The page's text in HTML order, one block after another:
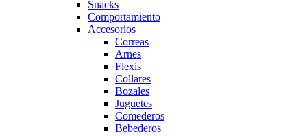
Snacks
Comportamiento
Accesorios
Correas
Arnes
Flexis
Collares
Bozales
Juguetes
Comederos
Bebederos